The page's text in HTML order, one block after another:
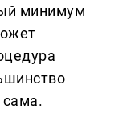
минимум
сама.